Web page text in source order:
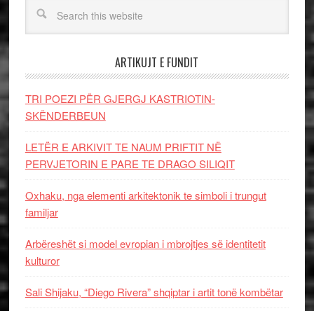
ARTIKUJT E FUNDIT
TRI POEZI PËR GJERGJ KASTRIOTIN-
SKËNDERBEUN
LETËR E ARKIVIT TE NAUM PRIFTIT NË
PERVJETORIN E PARE TE DRAGO SILIQIT
Oxhaku, nga elementi arkitektonik te simboli i trungut
familjar
Arbëreshët si model evropian i mbrojtjes së identitetit
kulturor
Sali Shijaku, “Diego Rivera” shqiptar i artit tonë kombëtar